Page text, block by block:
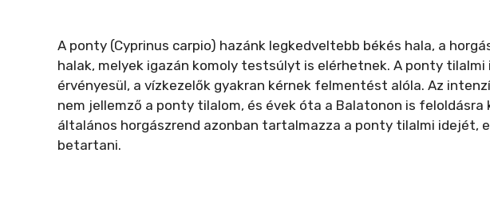
A ponty (Cyprinus carpio) hazánk legkedveltebb békés hala, a
halak, melyek igazán komoly testsúlyt is elérhetnek. A ponty tilalmi
érvényesül, a vízkezelők gyakran kérnek felmentést alóla. Az
nem jellemző a ponty tilalom, és évek óta a Balatonon is feloldásra
általános horgászrend azonban tartalmazza a ponty tilalmi idejét,
betartani.